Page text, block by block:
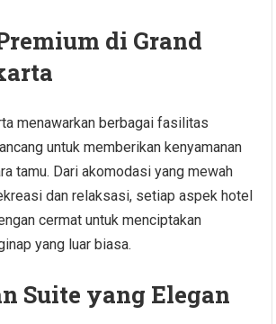
di Grand
menawarkan berbagai fasilitas
untuk memberikan kenyamanan
tamu. Dari akomodasi yang mewah
dan relaksasi, setiap aspek hotel
cermat untuk menciptakan
yang luar biasa.
Suite yang Elegan